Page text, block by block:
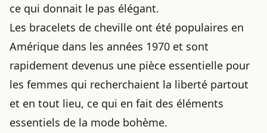
ce qui donnait le pas élégant.
Les bracelets de cheville ont été populaires en
Amérique dans les années 1970 et sont
rapidement devenus une pièce essentielle pour
les femmes qui recherchaient la liberté partout
et en tout lieu, ce qui en fait des éléments
essentiels de la mode bohème.